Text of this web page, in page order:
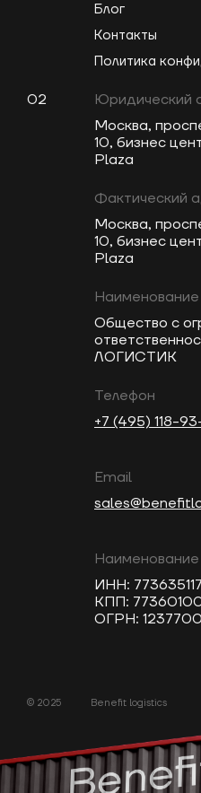
Блог
Контакты
Политика
02
Юридический
Москва,
10, бизнес
Plaza
Фактический
Москва,
10, бизнес
Plaza
Наименование
Общество с
ЛОГИСТИК
Телефон
+7 (495) 118-
Email
Наименование
ИНН:
КПП:
ОГРН:
© 2025 Benefit logistics